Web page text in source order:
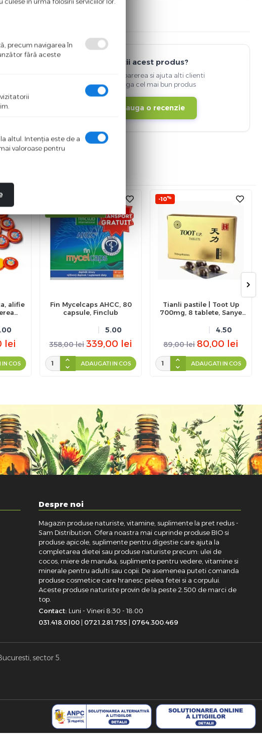
Detii acest produs?
Spune-ti parerea si ajuta alti clienti
sa aleaga cel mai bun produs
Adauga o recenzie
alifie
lei
COS
Fin Mycelcaps AHCC, 80
capsule, Finclub
5.00
358,00 lei 339,00 lei
ADAUGATI IN COS
-10%
Tianli pastile | Toot Up
700mg, 8 tablete, Sanye
4.50
89,00 lei 80,00 lei
ADAUGATI IN COS
Despre noi
Magazin produse naturiste, vitamine, suplimente la pret redus -
Sam Distribution. Ofera noastra mai cuprinde produse BIO si
produse apicole, suplimente pentru digestie care ajuta la
completarea dietei sau produse naturiste precum: ulei de
cocos, miere de manuka, suplimente pentru vedere, vitamine si
minerale pentru adulti sau copii. De asemenea puteti comanda
produse cosmetice care hranesc pielea fetei si a corpului.
Aceste produse naturiste provin de la peste 2.500 de marci de
top.
Contact: Luni - Vineri 8:30 - 18:00
031.418.0100 | 0721.281.755 | 0764.300.469
sector 5.
precum navigarea în
fără aceste
altul. Intenţia este de a
valoroase pentru